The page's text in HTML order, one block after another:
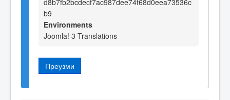
b9
Environments
Joomla! 3 Translations
Преузми